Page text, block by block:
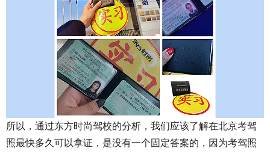
所以，通过东方时尚驾校的分析，我们应该了解在北京考驾
照最快多久可以拿证，是没有一个固定答案的，因为考驾照